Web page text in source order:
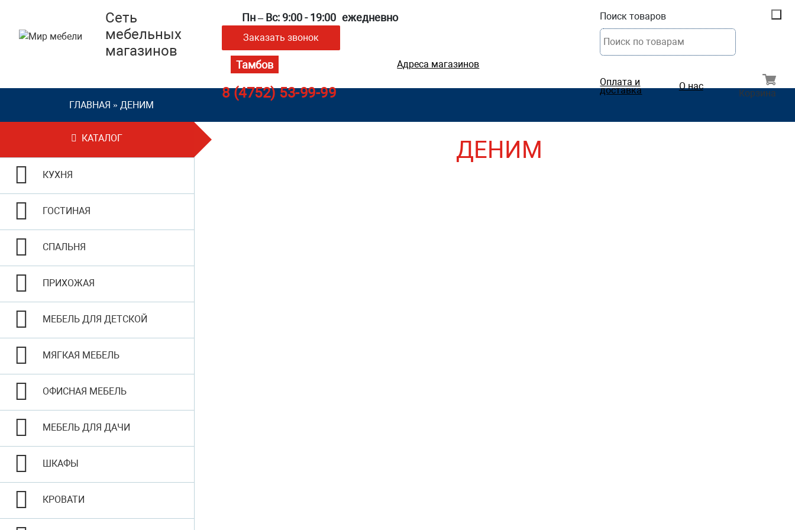
Сеть
мебельных
магазинов
Пн – Вс: 9:00 - 19:00 ежедневно
Заказать звонок
Адреса магазинов
8 (4752) 53-99-99
Поиск товаров
Оплата и
доставка О нас
Корзина
ГЛАВНАЯ » ДЕНИМ
КАТАЛОГ
КУХНЯ
ГОСТИНАЯ
СПАЛЬНЯ
ПРИХОЖАЯ
МЕБЕЛЬ ДЛЯ ДЕТСКОЙ
МЯГКАЯ МЕБЕЛЬ
ОФИСНАЯ МЕБЕЛЬ
МЕБЕЛЬ ДЛЯ ДАЧИ
ШКАФЫ
КРОВАТИ
ДЕНИМ